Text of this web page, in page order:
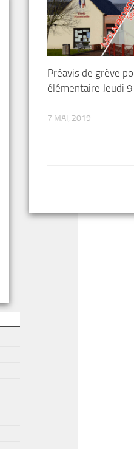
Préavis de grève
élémentaire Jeudi
7 MAI, 2019